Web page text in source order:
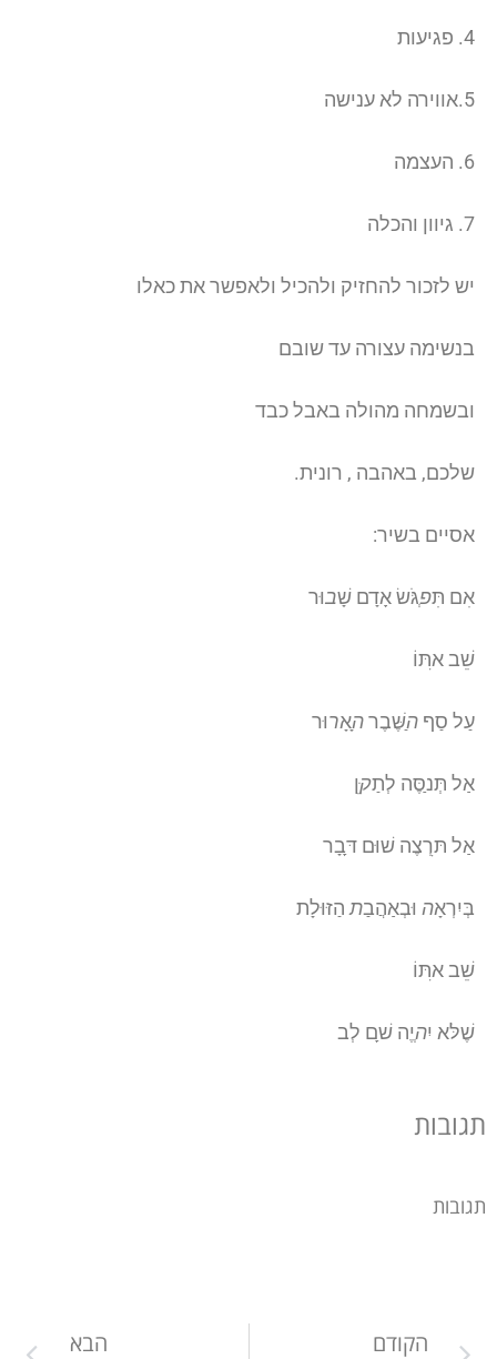
4. פגיעות
5.אווירה לא ענישה
6. העצמה
7. גיוון והכלה
יש לזכור להחזיק ולהכיל ולאפשר את כאלו
בנשימה עצורה עד שובם
ובשמחה מהולה באבל כבד
שלכם, באהבה , רונית.
אסיים בשיר:
אִם תִּפְגֹּשאָדָם שָׁבוּר
שֵׁב אתּוֹ
עַל סַף הַשֶּׁבֶרהָאָרוּר
אַל תְּנסֶּה לְתַקֵּן
אַל תּרְצֶה שׁוּם דּבָר
בְּיִרְאָה וּבְאַהֲבַת הַזּוּלָת
שֵׁב אתּוֹ
שֶׁלּא יִהְיֶה שׁם לְב
תגובות
תגובות
הקודם הבא